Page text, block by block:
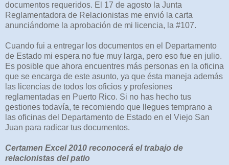
documentos requeridos. El 17 de agosto la Junta
Reglamentadora de Relacionistas me envió la carta
anunciándome la aprobación de mi licencia, la #107.
Cuando fui a entregar los documentos en el Departamento
de Estado mi espera no fue muy larga, pero eso fue en julio.
Es posible que ahora encuentres más personas en la oficina
que se encarga de este asunto, ya que ésta maneja además
las licencias de todos los oficios y profesiones
reglamentadas en Puerto Rico. Si no has hecho tus
gestiones todavía, te recomiendo que llegues temprano a
las oficinas del Departamento de Estado en el Viejo San
Juan para radicar tus documentos.
Certamen Excel 2010 reconocerá el trabajo de
relacionistas del patio